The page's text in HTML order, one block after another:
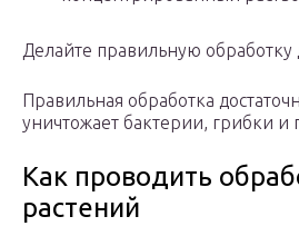
Делайте правильную обработку
Правильная обработка
уничтожает бактерии, грибки и
Как проводить
растений